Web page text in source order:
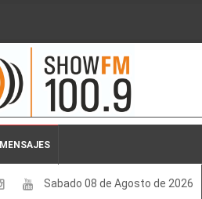
MENSAJES
Sabado 08 de Agosto de 2026
LOCALES